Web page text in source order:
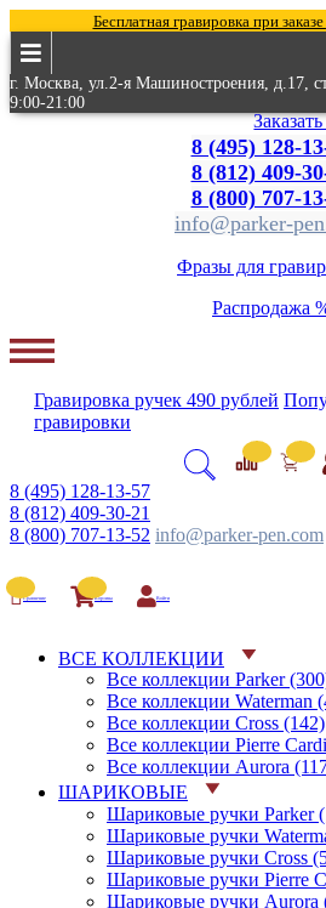
Бесплатная гравировка при
г. Москва, ул.2-я Машиностроения, д.17,
9:00-21:00
8 (495) 128-
8 (812) 409-
8 (800) 707-
info@parker-
Фразы для
Распродажа
Гравировка ручек 490 рублей
гравировки
8 (495) 128-13-57
8 (812) 409-30-21
8 (800) 707-13-52 info@parker-pen.com
Сравнение Корзина Войти
ВСЕ КОЛЛЕКЦИИ
Все коллекции Parker
Все коллекции Waterman
Все коллекции Cross (142)
Все коллекции Pierre
Все коллекции Aurora
ШАРИКОВЫЕ
Шариковые ручки Parker
Шариковые ручки
Шариковые ручки Cross
Шариковые ручки Pierre
Шариковые ручки Aurora